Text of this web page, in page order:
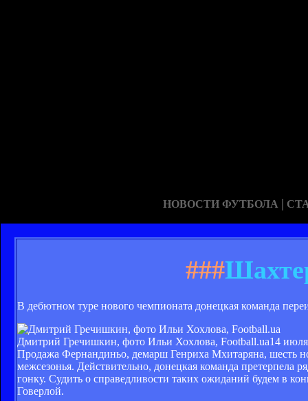
НОВОСТИ ФУТБОЛА |
###
В дебютном туре нового чемпионата донецкая команда
Дмитрий Гречишкин, фото Ильи Хохлова, Football.ua14
Продажа Фернандиньо, демарш Генриха Мхитаряна, шесть
межсезонья. Действительно, донецкая команда
гонку. Судить о справедливости таких ожиданий будем в
Говерлой.